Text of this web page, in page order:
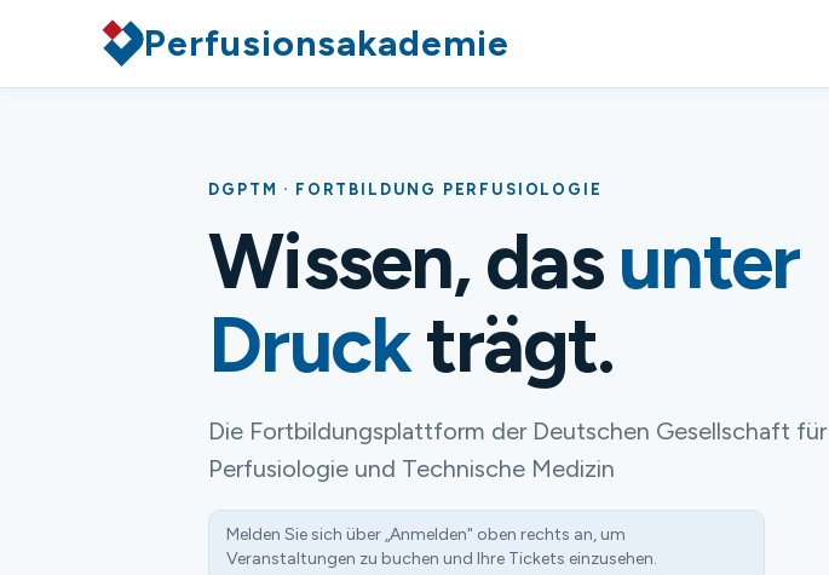
Perfusionsakademie
DGPTM · FORTBILDUNG PERFUSIOLOGIE
Wissen, dasunter
Druckträgt.
Die Fortbildungsplattform der Deutschen Gesellschaft für
Perfusiologie und Technische Medizin
Melden Sie sich über „Anmelden" oben rechts an, um
Veranstaltungen zu buchen und Ihre Tickets einzusehen.